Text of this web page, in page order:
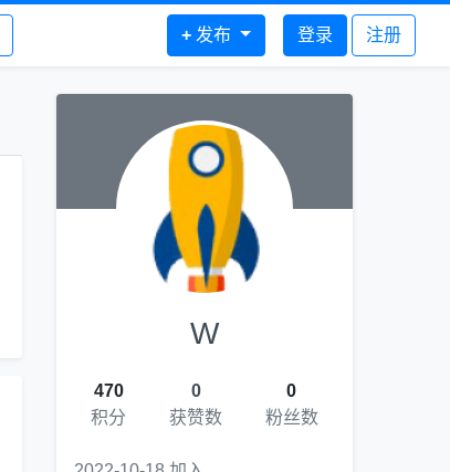
+ 发布 登录 注册
W
470
积分
0
获赞数
0
粉丝数